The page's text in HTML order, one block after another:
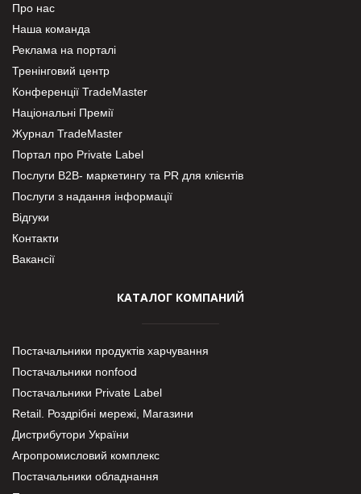
Про нас
Наша команда
Реклама на порталі
Тренінговий центр
Конференції TradeMaster
Національні Премії
Журнал TradeMaster
Портал про Private Label
Послуги В2В- маркетингу та PR для клієнтів
Послуги з надання інформації
Відгуки
Контакти
Вакансії
КАТАЛОГ КОМПАНИЙ
Постачальники продуктів харчування
Постачальники nonfood
Постачальники Private Label
Retail. Роздрібні мережі, Магазини
Дистрибутори України
Агропромисловий комплекс
Постачальники обладнання